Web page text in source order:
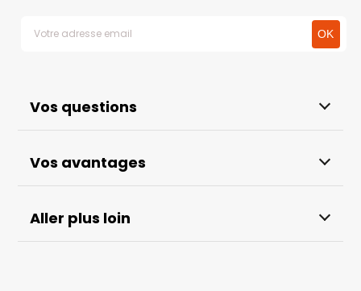
Vos questions
Vos avantages
Aller plus loin